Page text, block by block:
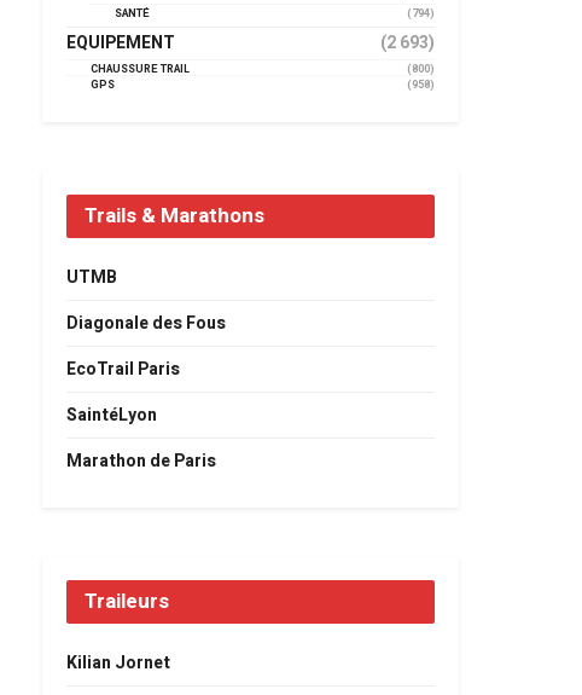
SANTÉ
(794)
EQUIPEMENT (2 693)
CHAUSSURE TRAIL
(800)
GPS
(958)
Trails & Marathons
UTMB
Diagonale des Fous
EcoTrail Paris
SaintéLyon
Marathon de Paris
Traileurs
Kilian Jornet